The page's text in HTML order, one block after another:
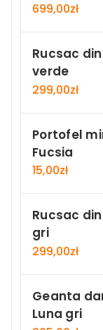
699,00zł
Rucsac
verde
299,00zł
Portofel
Fucsia
15,00zł
Rucsac
gri
299,00zł
Geanta
Luna gri